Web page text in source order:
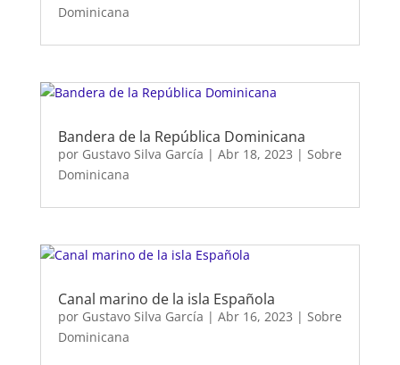
Dominicana
Bandera de la República Dominicana
por Gustavo Silva García | Abr 18, 2023 | Sobre
Dominicana
Canal marino de la isla Española
por Gustavo Silva García | Abr 16, 2023 | Sobre
Dominicana